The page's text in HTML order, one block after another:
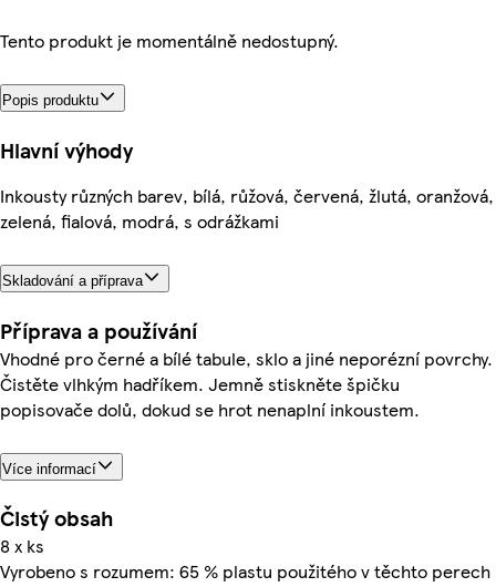
Tento produkt je momentálně nedostupný.
Popis produktu
Hlavní výhody
Inkousty různých barev, bílá, růžová, červená, žlutá, oranžová,
zelená, fialová, modrá, s odrážkami
Skladování a příprava
Příprava a používání
Vhodné pro černé a bílé tabule, sklo a jiné neporézní povrchy.
Čistěte vlhkým hadříkem. Jemně stiskněte špičku
popisovače dolů, dokud se hrot nenaplní inkoustem.
Více informací
Čistý obsah
8 x ks
Vyrobeno s rozumem: 65 % plastu použitého v těchto perech